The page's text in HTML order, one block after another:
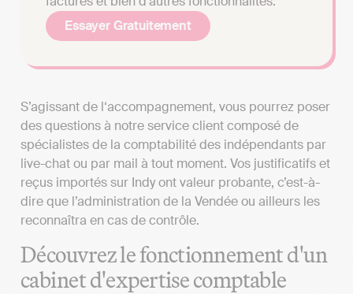
Essayer Gratuitement
S’agissant de l‘accompagnement, vous pourrez poser
des questions à notre service client composé de
spécialistes de la comptabilité des indépendants par
live-chat ou par mail à tout moment. Vos justificatifs et
reçus importés sur Indy ont valeur probante, c’est-à-
dire que l’administration de la Vendée ou ailleurs les
reconnaîtra en cas de contrôle.
Découvrez le fonctionnement d'un
cabinet d'expertise comptable